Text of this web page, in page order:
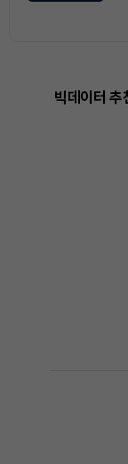
빅데이터 추